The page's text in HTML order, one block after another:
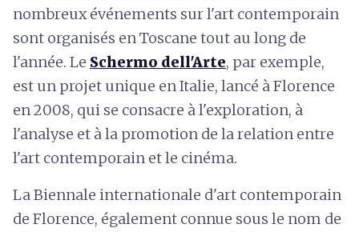
nombreux événements sur l'art contemporain
sont organisés en Toscane tout au long de
l'année. Le Schermo dell'Arte, par exemple,
est un projet unique en Italie, lancé à Florence
en 2008, qui se consacre à l'exploration, à
l'analyse et à la promotion de la relation entre
l'art contemporain et le cinéma.
La Biennale internationale d'art contemporain
de Florence, également connue sous le nom de